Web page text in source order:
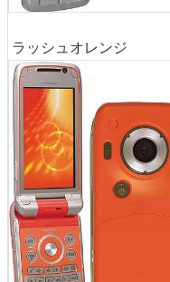
ラッシュオレンジ